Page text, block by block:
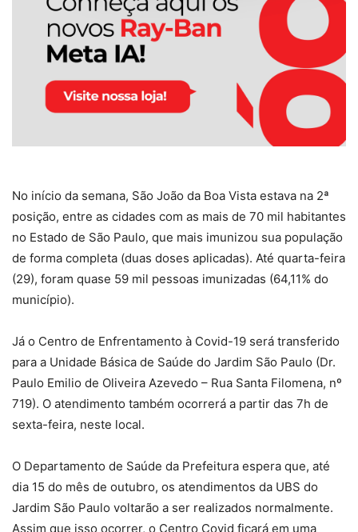
No início da semana, São João da Boa Vista estava na 2ª
posição, entre as cidades com as mais de 70 mil habitantes
no Estado de São Paulo, que mais imunizou sua população
de forma completa (duas doses aplicadas). Até quarta-feira
(29), foram quase 59 mil pessoas imunizadas (64,11% do
município).
Já o Centro de Enfrentamento à Covid-19 será transferido
para a Unidade Básica de Saúde do Jardim São Paulo (Dr.
Paulo Emilio de Oliveira Azevedo – Rua Santa Filomena, nº
719). O atendimento também ocorrerá a partir das 7h de
sexta-feira, neste local.
O Departamento de Saúde da Prefeitura espera que, até
dia 15 do mês de outubro, os atendimentos da UBS do
Jardim São Paulo voltarão a ser realizados normalmente.
Assim que isso ocorrer, o Centro Covid ficará em uma